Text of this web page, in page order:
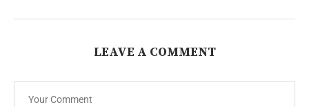
LEAVE A COMMENT